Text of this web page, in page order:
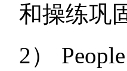
和操练巩
2）